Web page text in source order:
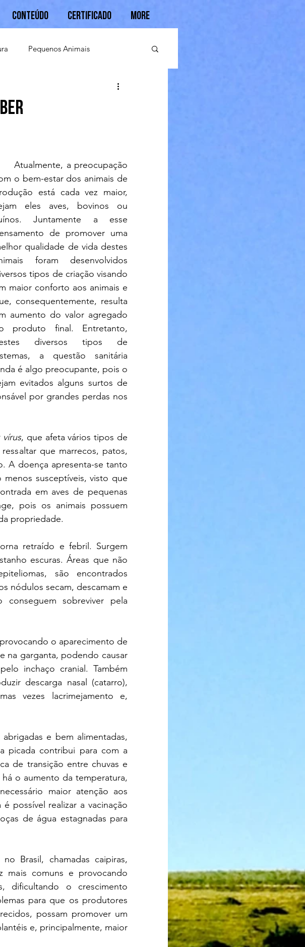
Conteúdo Certificado More
Pequenos Animais
a preocupação
o bem-estar dos animais de
está cada vez maior,
eles aves, bovinos ou
Juntamente a esse
de promover uma
qualidade de vida destes
foram desenvolvidos
tipos de criação visando
maior conforto aos animais e
consequentemente, resulta
aumento do valor agregado
produto final. Entretanto,
diversos tipos de
a questão sanitária
é algo preocupante, pois o
evitados alguns surtos de
por grandes perdas nos
vírus, que afeta vários tipos de
que marrecos, patos,
A doença apresenta-se tanto
susceptíveis, visto que
em aves de pequenas
pois os animais possuem
propriedade.
escuras. Áreas que não
são encontrados
nódulos secam, descamam e
sobreviver pela
na garganta, podendo causar
inchaço cranial. Também
descarga nasal (catarro),
vezes lacrimejamento e,
picada contribui para com a
de transição entre chuvas e
o aumento da temperatura,
maior atenção aos
possível realizar a vacinação
de água estagnadas para
mais comuns e provocando
dificultando o crescimento
para que os produtores
possam promover um
e, principalmente, maior